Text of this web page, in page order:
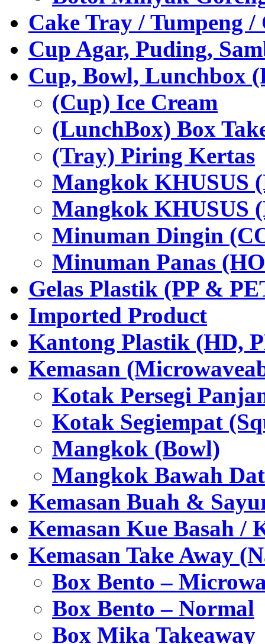
Cake Tray / Tumpeng /
Cup Agar, Puding,
Cup, Bowl, Lunchbox
(Cup) Ice Cream
(LunchBox) Box
(Tray) Piring Kertas
Mangkok KHUSUS
Mangkok KHUSUS
Minuman Dingin
Minuman Panas
Gelas Plastik (PP &
Imported Product
Kantong Plastik (HD,
Kemasan
Kotak Persegi
Kotak Segiempat
Mangkok (Bowl)
Mangkok Bawah
Kemasan Buah &
Kemasan Kue Basah /
Kemasan Take Away
Box Bento –
Box Bento – Normal
Box Mika Takeaway